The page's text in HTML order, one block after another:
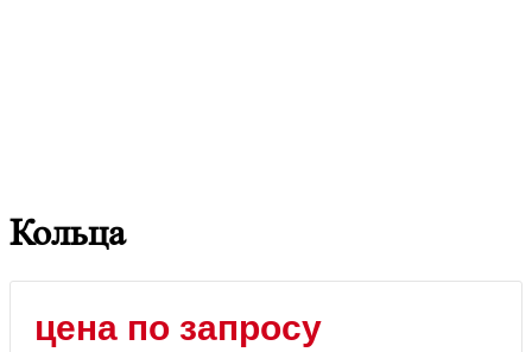
Кольца
цена по запросу